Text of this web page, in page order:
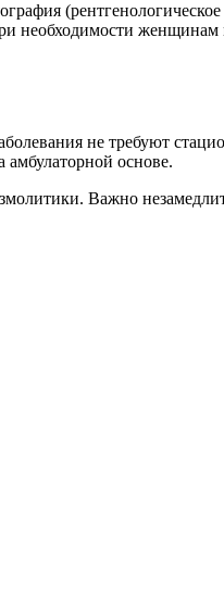
(рентгенологическое
необходимости
не требуют
основе.
Важно